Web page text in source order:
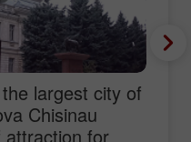
largest city of
Chisinau
for